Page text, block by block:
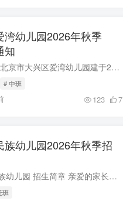
湾幼儿园2026年秋季
知
中大班补录通知 北京市大兴区爱湾幼儿园建于2011年7月，在大兴区民办性普惠园中，是大规模园所。占地面积7700㎡，建筑面积6160㎡，操场面积3450㎡。教学楼属于U型，就像大大的怀抱一样，...
# 中班
123 7
族幼儿园2026年秋季招
2026年 大兴区民族幼儿园 招生简章 亲爱的家长朋友们： 你们好！ 北京市大兴区民族幼儿园2026年招生工作开始啦！感谢您长期以来对幼儿园的关注和信任，为了做好2026年...
班